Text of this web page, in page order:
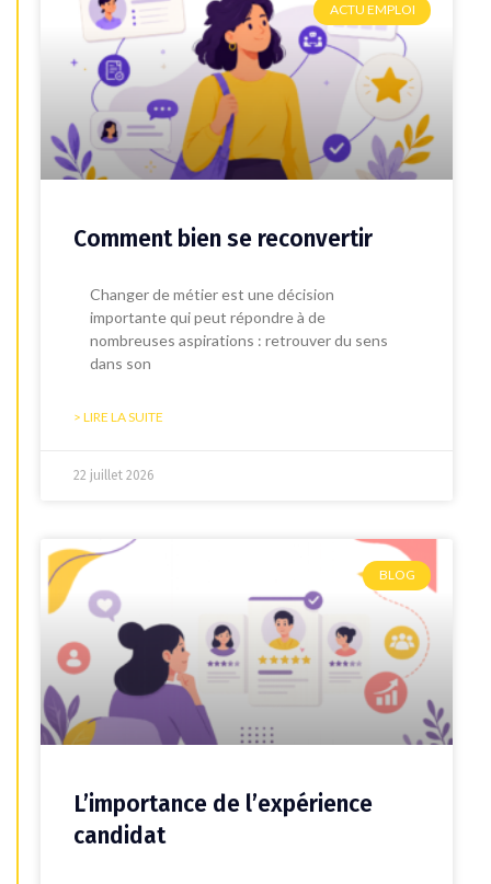
ACTU EMPLOI
Comment bien se reconvertir
Changer de métier est une décision
importante qui peut répondre à de
nombreuses aspirations : retrouver du sens
dans son
> LIRE LA SUITE
22 juillet 2026
BLOG
L’importance de l’expérience
candidat